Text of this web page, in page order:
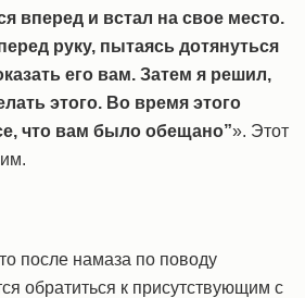
вперед и встал на свое место.
руку, пытаясь дотянуться
его вам. Затем я решил,
этого. Во время этого
что вам было обещано”». Этот
после намаза по поводу
обратиться к присутствующим с